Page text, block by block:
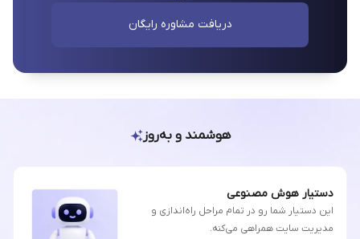
دریافت مشاوره رایگان
هوشمند و به‌روز
دستیار هوش مصنوعی
این دستیار شما رو در تمام مراحل راه‌اندازی و
مدیریت سایت همراهی می‌کنه.